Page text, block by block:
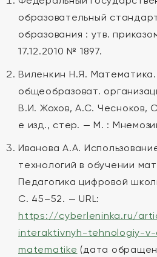
образовательный
образования : утв.
17.12.2010 № 1897.
Виленкин Н.Я. Математика.
общеобразоват.
В.И. Жохов, А.С. Чесноков,
е изд., стер. — М. :
Иванова А.А.
технологий в обучении
Педагогика цифровой
С. 45–52. — URL:
https://cyberleninka.ru/
interaktivnyh-tehnologiy-
matematike (дата